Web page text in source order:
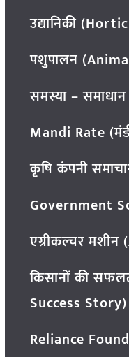
उद्यानिकी
पशुपालन
समस्या –
Mandi Rate
कृषि कंपनी
Government
एग्रीकल्चर
किसानों की
Success Story)
Reliance